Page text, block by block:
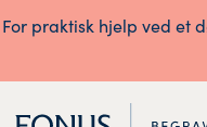
For praktisk hjelp ved et